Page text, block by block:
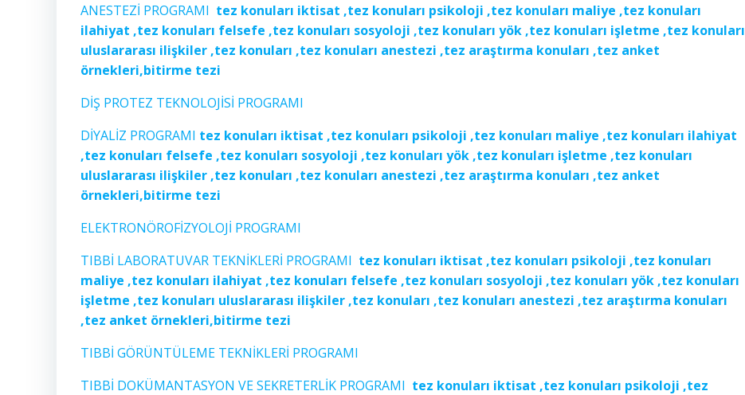
ANESTEZİ PROGRAMI tez konuları iktisat ,tez konuları psikoloji ,tez konuları maliye ,tez konuları
ilahiyat ,tez konuları felsefe ,tez konuları sosyoloji ,tez konuları yök ,tez konuları işletme ,tez konuları
uluslararası ilişkiler ,tez konuları ,tez konuları anestezi ,tez araştırma konuları ,tez anket
örnekleri,bitirme tezi
DİŞ PROTEZ TEKNOLOJİSİ PROGRAMI
DİYALİZ PROGRAMI tez konuları iktisat ,tez konuları psikoloji ,tez konuları maliye ,tez konuları ilahiyat
,tez konuları felsefe ,tez konuları sosyoloji ,tez konuları yök ,tez konuları işletme ,tez konuları
uluslararası ilişkiler ,tez konuları ,tez konuları anestezi ,tez araştırma konuları ,tez anket
örnekleri,bitirme tezi
ELEKTRONÖROFİZYOLOJİ PROGRAMI
TIBBİ LABORATUVAR TEKNİKLERİ PROGRAMI tez konuları iktisat ,tez konuları psikoloji ,tez konuları
maliye ,tez konuları ilahiyat ,tez konuları felsefe ,tez konuları sosyoloji ,tez konuları yök ,tez konuları
işletme ,tez konuları uluslararası ilişkiler ,tez konuları ,tez konuları anestezi ,tez araştırma konuları
,tez anket örnekleri,bitirme tezi
TIBBİ GÖRÜNTÜLEME TEKNİKLERİ PROGRAMI
TIBBİ DOKÜMANTASYON VE SEKRETERLİK PROGRAMI tez konuları iktisat ,tez konuları psikoloji ,tez